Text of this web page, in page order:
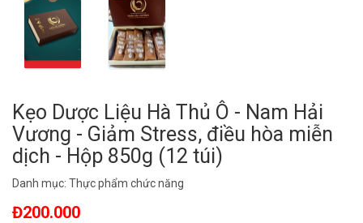
Kẹo Dược Liệu Hà Thủ Ô - Nam Hải
Vương - Giảm Stress, điều hòa miễn
dịch - Hộp 850g (12 túi)
Danh mục: Thực phẩm chức năng
Đ200.000